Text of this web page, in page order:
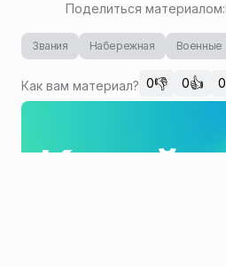
Поделиться материалом:
Звания Набережная Военные
Как вам материал? 0👎 0👍 0